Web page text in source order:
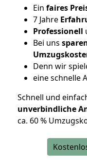
Ein faires
7 Jahre
Professionell
Bei uns
Denn wir
eine schnelle
Schnell und
unverbindliche
ca. 60 %